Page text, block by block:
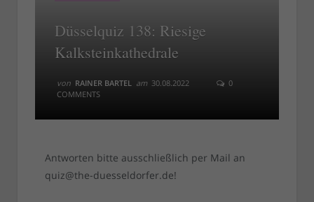
Düsselquiz 138: Riesige
Kalksteinkathedrale
von RAINER BARTEL am 30.08.2022
0
COMMENTS
Antworten bitte ausschließlich per Mail an
quiz@the-duesseldorfer.de!